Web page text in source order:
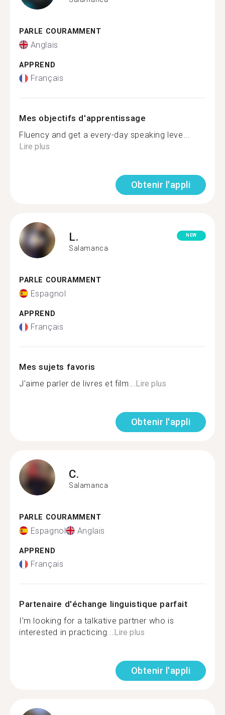
PARLE COURAMMENT
Anglais
APPREND
Français
Mes objectifs d'apprentissage
Fluency and get a every-day speaking leve...
Lire plus
Obtenir l'appli
L.
Salamanca
NEW
PARLE COURAMMENT
Espagnol
APPREND
Français
Mes sujets favoris
J'aime parler de livres et film...Lire plus
Obtenir l'appli
C.
Salamanca
PARLE COURAMMENT
Espagnol Anglais
APPREND
Français
Partenaire d'échange linguistique parfait
I’m looking for a talkative partner who is
interested in practicing...Lire plus
Obtenir l'appli